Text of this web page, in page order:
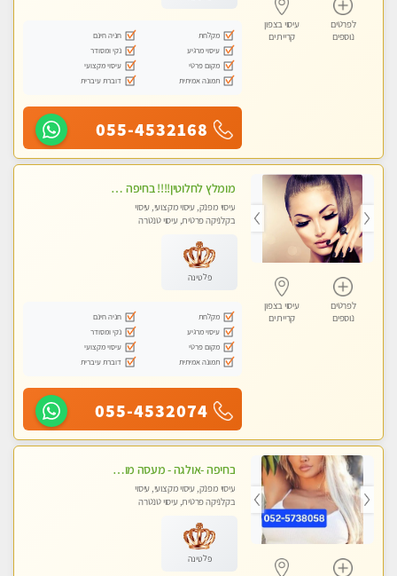
לפרטים
נוספים
עיסוי בצפון
קריית ים
מקלחת
חניה חינם
עיסוי מרגיע
נקי ומסודר
מקום פרטי
עיסוי מקצועי
תמונה אמיתית
דוברת עיברית
055-4532168
לפרטים
נוספים
עיסוי בצפון
קריית ים
מומלץ לחלוטין!!!! בחיפה כל סוגי העיסויים מעסה מקצועית ואיכותית פרטי!!!
עיסוי מפנק, עיסוי מקצועי, עיסוי
בקלניקה פרטית, עיסוי טנטרה
פלטינה
מקלחת
חניה חינם
עיסוי מרגיע
נקי ומסודר
מקום פרטי
עיסוי מקצועי
תמונה אמיתית
דוברת עיברית
055-4532074
בחיפה -אולגה - מעסה מושלמת חדשה בעיר ! טל 052-5738058
עיסוי מפנק, עיסוי מקצועי, עיסוי
בקלניקה פרטית, עיסוי טנטרה
פלטינה